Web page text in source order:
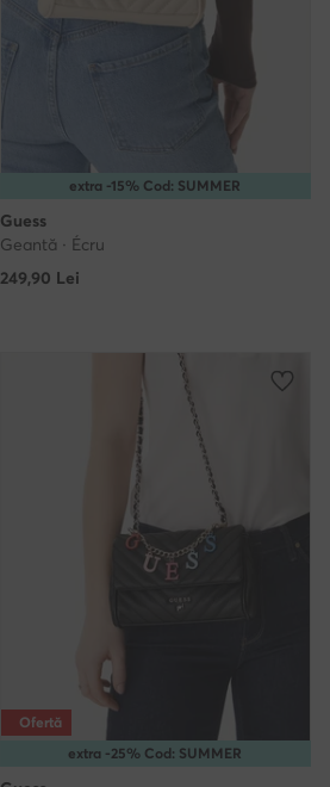
extra -15% Cod: SUMMER
Guess
Geantă · Écru
249,90 Lei
extra -25% Cod: SUMMER
Ofertă